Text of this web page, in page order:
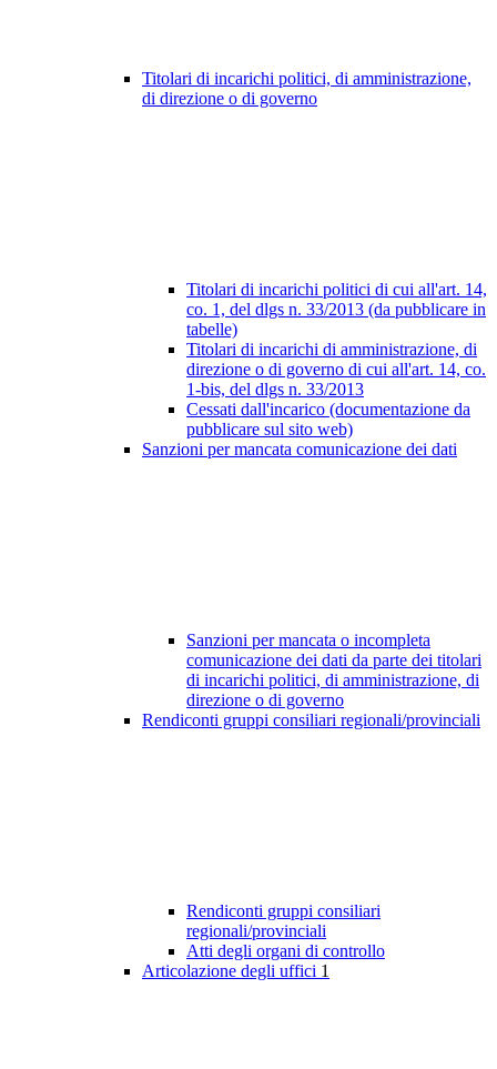
Titolari di incarichi politici, di amministrazione,
di direzione o di governo
Titolari di incarichi politici di cui all'art. 14,
co. 1, del dlgs n. 33/2013 (da pubblicare in
tabelle)
Titolari di incarichi di amministrazione, di
direzione o di governo di cui all'art. 14, co.
1-bis, del dlgs n. 33/2013
Cessati dall'incarico (documentazione da
pubblicare sul sito web)
Sanzioni per mancata comunicazione dei dati
Sanzioni per mancata o incompleta
comunicazione dei dati da parte dei titolari
di incarichi politici, di amministrazione, di
direzione o di governo
Rendiconti gruppi consiliari regionali/provinciali
Rendiconti gruppi consiliari
regionali/provinciali
Atti degli organi di controllo
Articolazione degli uffici 1